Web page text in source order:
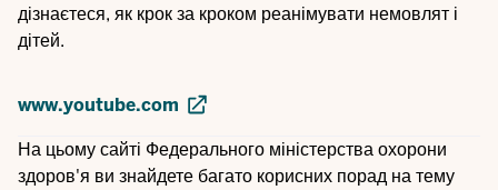
дізнаєтеся, як крок за кроком реанімувати немовлят і
дітей.
www.youtube.com
На цьому сайті Федерального міністерства охорони
здоров'я ви знайдете багато корисних порад на тему